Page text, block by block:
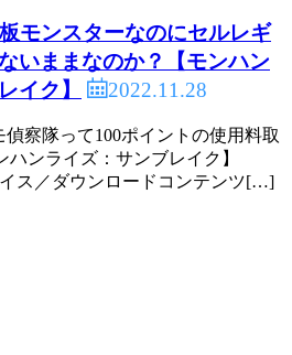
モンスターなのにセルレギ
いままなのか？【モンハン
イク】
2022.11.28
偵察隊って100ポイントの使用料取
ハンライズ：サンブレイク】
イス／ダウンロードコンテンツ[…]